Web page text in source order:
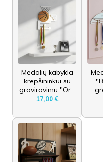
Medalių kabykla
krepšininkui su
graviravimu "Or...
17,00 €